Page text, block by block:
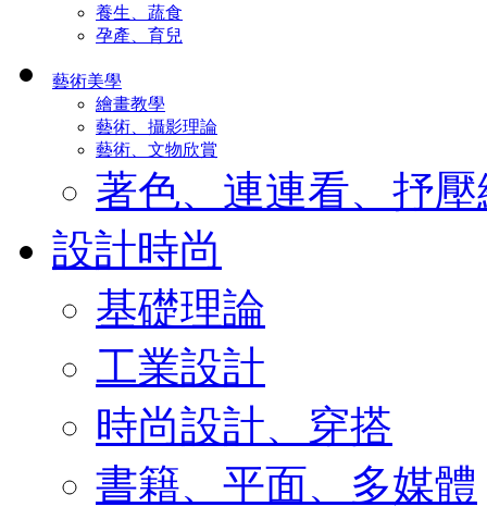
養生、蔬食
孕產、育兒
藝術美學
繪畫教學
藝術、攝影理論
藝術、文物欣賞
著色、連連看、抒
設計時尚
基礎理論
工業設計
時尚設計、穿搭
書籍、平面、多媒體